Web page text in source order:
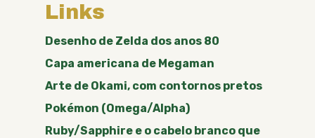
Links
Desenho de Zelda dos anos 80
Capa americana de Megaman
Arte de Okami, com contornos pretos
Pokémon (Omega/Alpha)
Ruby/Sapphire e o cabelo branco que